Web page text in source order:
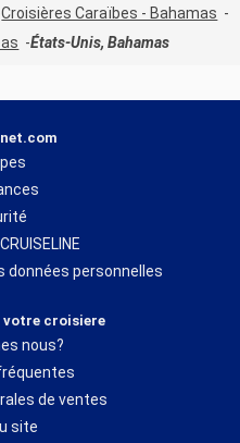
Croisières Caraïbes - Bahamas
États-Unis, Bahamas
données personnelles
croisiere
nous?
de ventes
site